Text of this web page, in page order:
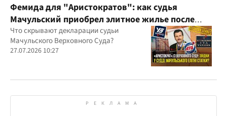
Фемида для "Аристократов": как судья
Мачульский приобрел элитное жилье после
вердикта в пользу застройщика?
Что скрывают декларации судьи
Мачульского Верховного Суда?
27.07.2026 10:27